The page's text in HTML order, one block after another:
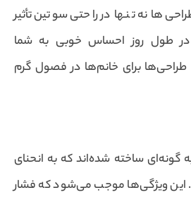
نه تنها در راحتی سوتین تأثیر
در طول روز احساس خوبی به شما
طراحی‌ها برای خانم‌ها در فصول گرم
گونه‌ای ساخته شده‌اند که به انحنای
ویژگی‌ها موجب می‌شود که فشار